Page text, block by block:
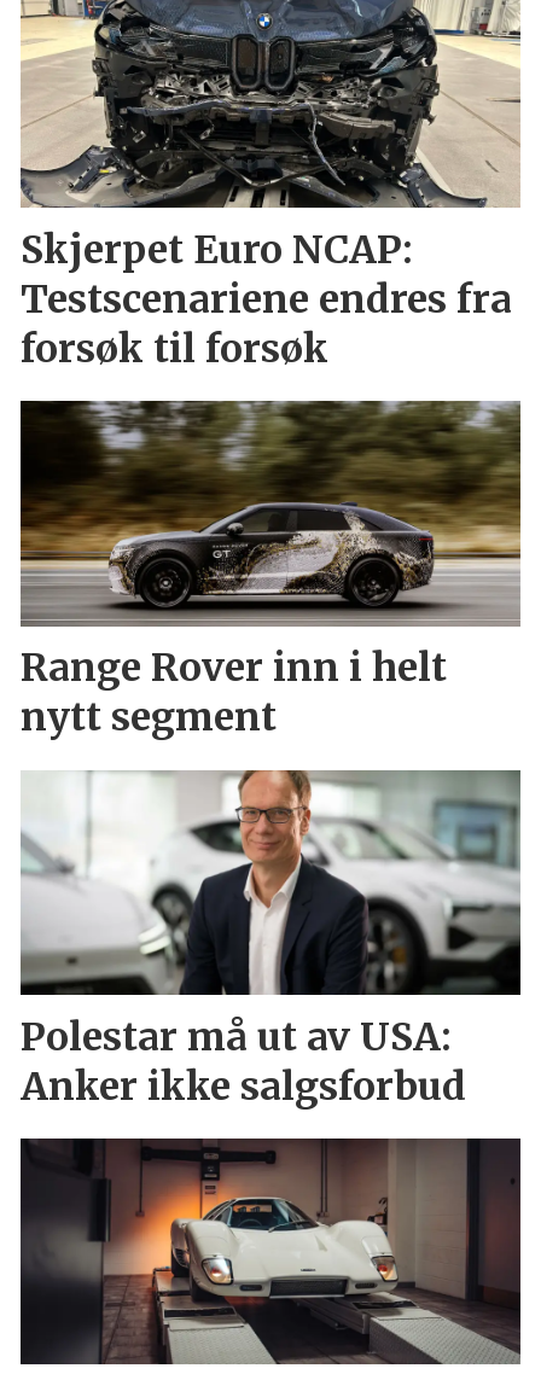
Skjerpet Euro NCAP:
Testscenariene endres fra
forsøk til forsøk
Range Rover inn i helt
nytt segment
Polestar må ut av USA:
Anker ikke salgsforbud